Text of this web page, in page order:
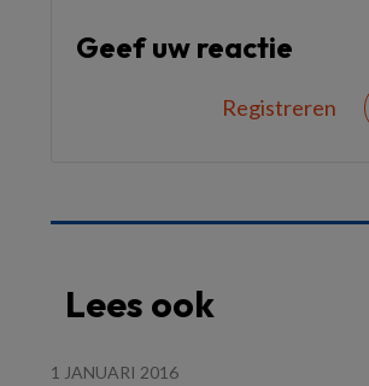
Geef uw reactie
Registreren
Lees ook
1 JANUARI 2016